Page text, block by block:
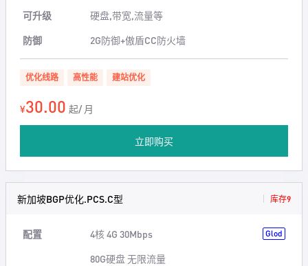
可升级
硬盘,带宽,流量等
防御
2G防御+傲盾CC防火墙
优化线路 高性能 建站优化
¥30.00 起/ 月
立即购买
新加坡BGP优化.PCS.C型 库存9
配置 4核 4G 30Mbps Glod
80G硬盘 无限流量